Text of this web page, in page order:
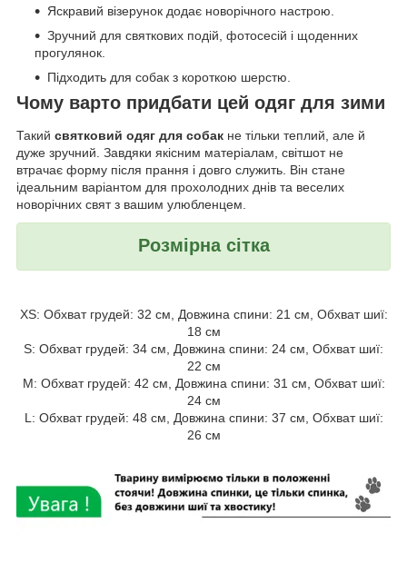
Яскравий візерунок додає новорічного настрою.
Зручний для святкових подій, фотосесій і щоденних
прогулянок.
Підходить для собак з короткою шерстю.
Чому варто придбати цей одяг для зими
Такий святковий одяг для собак не тільки теплий, але й
дуже зручний. Завдяки якісним матеріалам, світшот не
втрачає форму після прання і довго служить. Він стане
ідеальним варіантом для прохолодних днів та веселих
новорічних свят з вашим улюбленцем.
Розмірна сітка
XS: Обхват грудей: 32 см, Довжина спини: 21 см, Обхват шиї:
18 см
S: Обхват грудей: 34 см, Довжина спини: 24 см, Обхват шиї:
22 см
M: Обхват грудей: 42 см, Довжина спини: 31 см, Обхват шиї:
24 см
L: Обхват грудей: 48 см, Довжина спини: 37 см, Обхват шиї:
26 см